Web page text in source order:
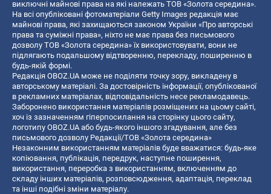
виключні майнові права на які належать ТОВ «Золота середина».
На всі опубліковані фотоматеріали Getty Images редакція має
майнові права, які захищаються законом України «Про авторські
права та суміжні права», ніхто не має права без письмового
дозволу ТОВ «Золота середина» їх використовувати, вони не
підлягають подальшому відтворенню, перекладу, поширенню в
будь-якій формі.
Редакція OBOZ.UA може не поділяти точку зору, викладену в
авторському матеріалі. За достовірність інформації, опублікованої
в рекламних матеріалах, відповідальність несе рекламодавець.
Заборонено використання матеріалів розміщених на цьому сайті,
хоч із зазначенням гіперпосилання на сторінку цього сайту,
логотипу OBOZ.UA або будь-якого іншого згадування, але без
письмового дозволу Редакції/ТОВ «Золота середина»
Незаконним використанням матеріалів буде вважатися: будь-яке
копiювання, публiкацiя, передрук, наступне поширення,
використання, переробка з використанням, включенням до
складу інших матеріалів, розповсюдження, адаптація, переклад
та інші подібні зміни матеріалу.